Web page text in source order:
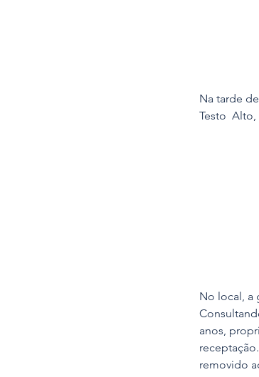
Na tarde
Testo
No local, a
anos,
removido